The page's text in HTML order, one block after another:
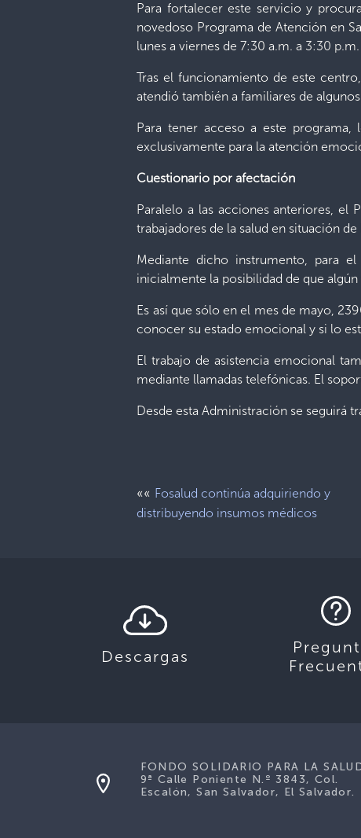
Para fortalecer este servicio y
novedoso Programa de Atención en
lunes a viernes de 7:30 a.m. a 3:30
Tras el funcionamiento de este
atendió también a familiares de
Para tener acceso a este programa,
exclusivamente para la atención
Cuestionario por afectación
Paralelo a las acciones anteriores, el
trabajadores de la salud en situación
Mediante dicho instrumento, para
inicialmente la posibilidad de que
Es así que sólo en el mes de mayo,
conocer su estado emocional y si lo
El trabajo de asistencia emocional
mediante llamadas telefónicas. El
Desde esta Administración se seguirá
«« Fosalud continúa adquiriendo y
distribuyendo insumos médicos
Descargas
FONDO SOLIDARIO PARA LA
9ª Calle Poniente N.º 3843, Col.
Escalón, San Salvador, El Salvador.